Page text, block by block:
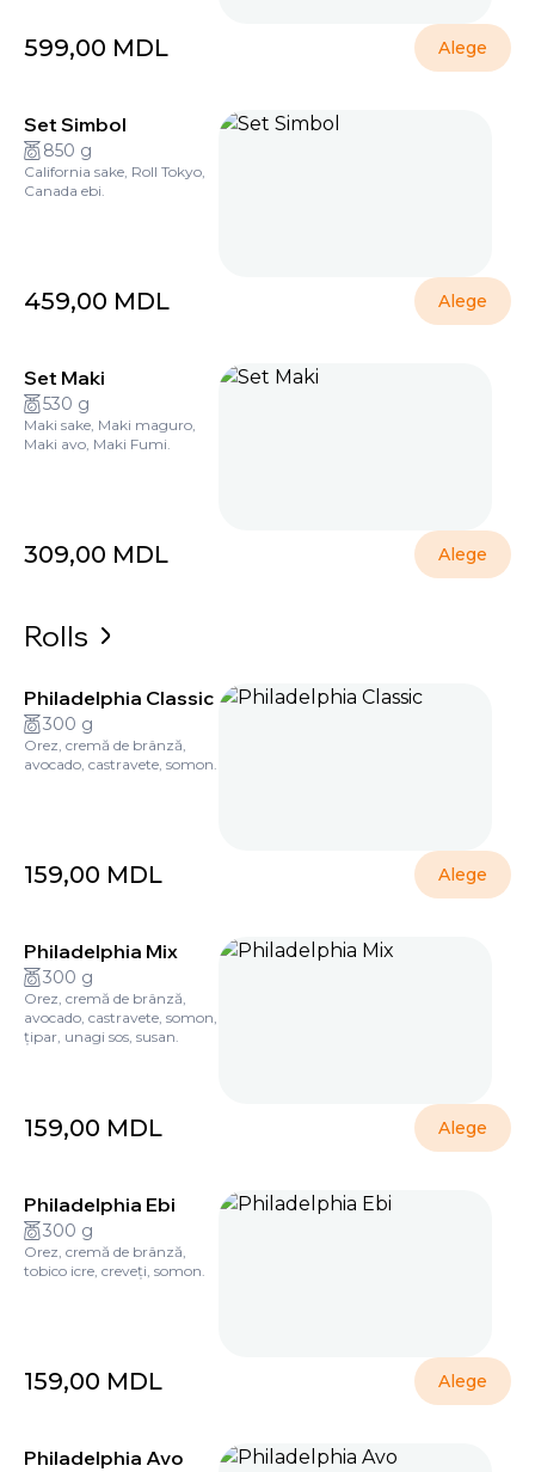
599,00 MDL Alege
Set Simbol
850 g
California sake, Roll Tokyo,
Canada ebi.
459,00 MDL Alege
Set Maki
530 g
Maki sake, Maki maguro,
Maki avo, Maki Fumi.
309,00 MDL Alege
Rolls
Philadelphia Classic
300 g
Orez, cremă de brânză,
avocado, castravete, somon.
159,00 MDL Alege
Philadelphia Mix
300 g
Orez, cremă de brânză,
avocado, castravete, somon,
țipar, unagi sos, susan.
159,00 MDL Alege
Philadelphia Ebi
300 g
Orez, cremă de brânză,
tobico icre, creveți, somon.
159,00 MDL Alege
Philadelphia Avo